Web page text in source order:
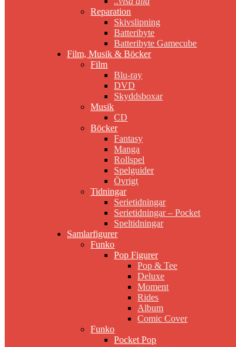
Reparation
Skivslipning
Batteribyte
Batteribyte Gamecube
Film, Musik & Böcker
Film
Blu-ray
DVD
Skyddsboxar
Musik
CD
Böcker
Fantasy
Manga
Rollspel
Spelguider
Övrigt
Tidningar
Serietidningar
Serietidningar – Pocket
Speltidningar
Samlarfigurer
Funko
Pop Figurer
Pop & Tee
Deluxe
Moment
Rides
Album
Comic Cover
Funko
Pocket Pop